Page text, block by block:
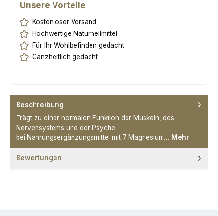
Unsere Vorteile
Kostenloser Versand
Hochwertige Naturheilmittel
Für Ihr Wohlbefinden gedacht
Ganzheitlich gedacht
Beschreibung
Trägt zu einer normalen Funktion der Muskeln, des
Nervensystems und der Psyche
bei.Nahrungsergänzungsmittel mit 7 Magnesium… Mehr
Bewertungen